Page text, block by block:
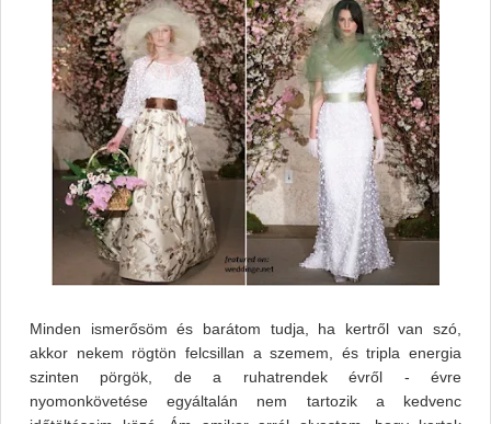
Minden ismerősöm és barátom tudja, ha kertről van szó,
akkor nekem rögtön felcsillan a szemem, és tripla energia
szinten pörgök, de a ruhatrendek évről - évre
nyomonkövetése egyáltalán nem tartozik a kedvenc